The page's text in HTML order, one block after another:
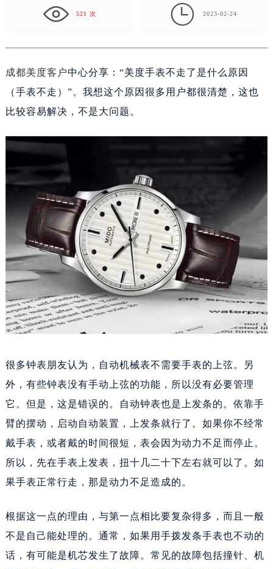
521 次  2023-02-24
成都美度客户中心分享：“美度手表不走了是什么原因
（手表不走）”。我想这个原因很多用户都很清楚，这也
比较容易解决，不是大问题。
很多钟表朋友认为，自动机械表不需要手表的上弦。另
外，有些钟表没有手动上弦的功能，所以没有必要管理
它。但是，这是错误的。自动钟表也是上发条的。依靠手
臂的摆动，启动自动装置，上发条就行了。如果你不经常
戴手表，或者戴的时间很短，表会因为动力不足而停止。
所以，先在手表上发表，扭十几二十下左右就可以了。如
果手表正常行走，那是动力不足造成的。
根据这一点的理由，与第一点相比要复杂得多，而且一般
不是自己能处理的。通常，如果用手拨发条手表也不动的
话，有可能是机芯发生了故障。常见的故障包括撞针、机